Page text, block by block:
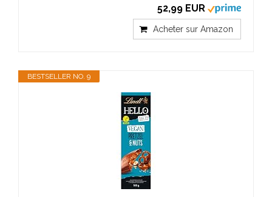
52,99 EUR
Acheter sur Amazon
BESTSELLER NO. 9